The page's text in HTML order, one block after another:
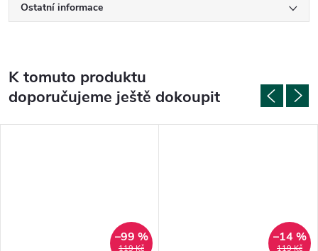
Ostatní informace
K tomuto produktu
doporučujeme ještě dokoupit
119 Kč
–99 %
119 Kč
–14 %